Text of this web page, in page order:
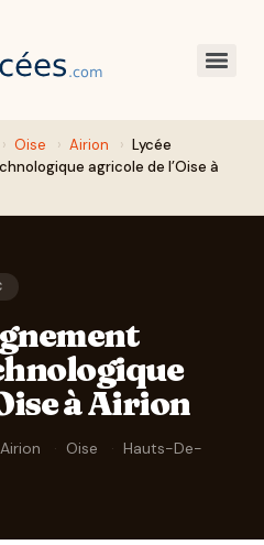
› Oise › Airion › Lycée
agricole de l’Oise à
à Airion
· Oise · Hauts-De-